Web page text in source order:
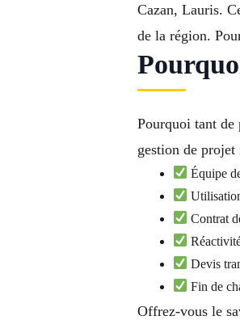
Cazan, Lauris.
de la région.
Pourquoi tant de
gestion de projet
Équipe
Contrat
Devis
Fin de
Offrez-vous le